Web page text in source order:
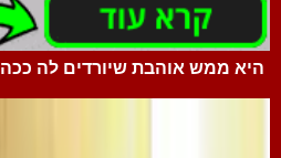
היא ממש אוהבת שיורדים לה ככה